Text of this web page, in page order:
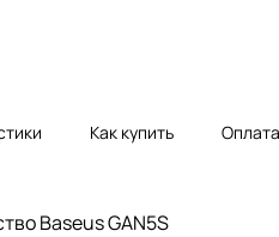
Как купить Оплата
Baseus GAN5S